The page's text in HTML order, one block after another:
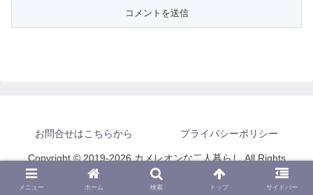
お問合せはこちらから プライバシーポリシー
Copyright © 2019-2026 カメレオンな二人暮らし All Rights
Reserved.
メニュー ホーム 検索 トップ サイドバー